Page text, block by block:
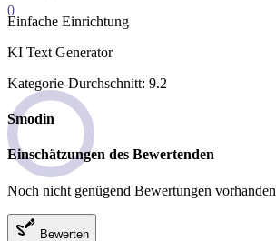
0
Einfache Einrichtung
KI Text Generator
Kategorie-Durchschnitt: 9.2
Smodin
Einschätzungen des Bewertenden
Noch nicht genügend Bewertungen vorhanden
Bewerten